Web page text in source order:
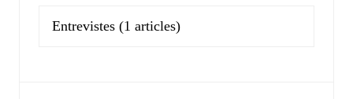
Entrevistes (1 articles)